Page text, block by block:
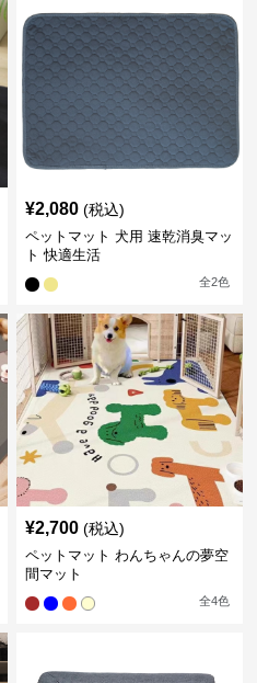
¥2,080 (税込)
ペットマット 犬用 速乾消臭マッ
ト 快適生活
全2色
¥2,700 (税込)
ペットマット わんちゃんの夢空
間マット
全4色